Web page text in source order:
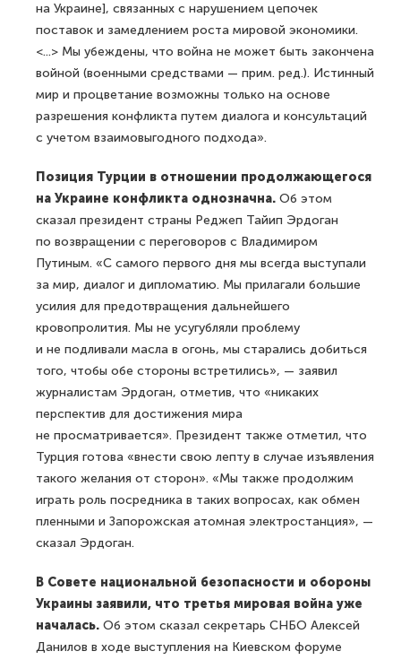
на Украине], связанных с нарушением цепочек
поставок и замедлением роста мировой экономики.
<...> Мы убеждены, что война не может быть закончена
войной (военными средствами — прим. ред.). Истинный
мир и процветание возможны только на основе
разрешения конфликта путем диалога и консультаций
с учетом взаимовыгодного подхода».
Позиция Турции в отношении продолжающегося
на Украине конфликта однозначна. Об этом
сказал президент страны Реджеп Тайип Эрдоган
по возвращении с переговоров с Владимиром
Путиным. «С самого первого дня мы всегда выступали
за мир, диалог и дипломатию. Мы прилагали большие
усилия для предотвращения дальнейшего
кровопролития. Мы не усугубляли проблему
и не подливали масла в огонь, мы старались добиться
того, чтобы обе стороны встретились», — заявил
журналистам Эрдоган, отметив, что «никаких
перспектив для достижения мира
не просматривается». Президент также отметил, что
Турция готова «внести свою лепту в случае изъявления
такого желания от сторон». «Мы также продолжим
играть роль посредника в таких вопросах, как обмен
пленными и Запорожская атомная электростанция», —
сказал Эрдоган.
В Совете национальной безопасности и обороны
Украины заявили, что третья мировая война уже
началась. Об этом сказал секретарь СНБО Алексей
Данилов в ходе выступления на Киевском форуме